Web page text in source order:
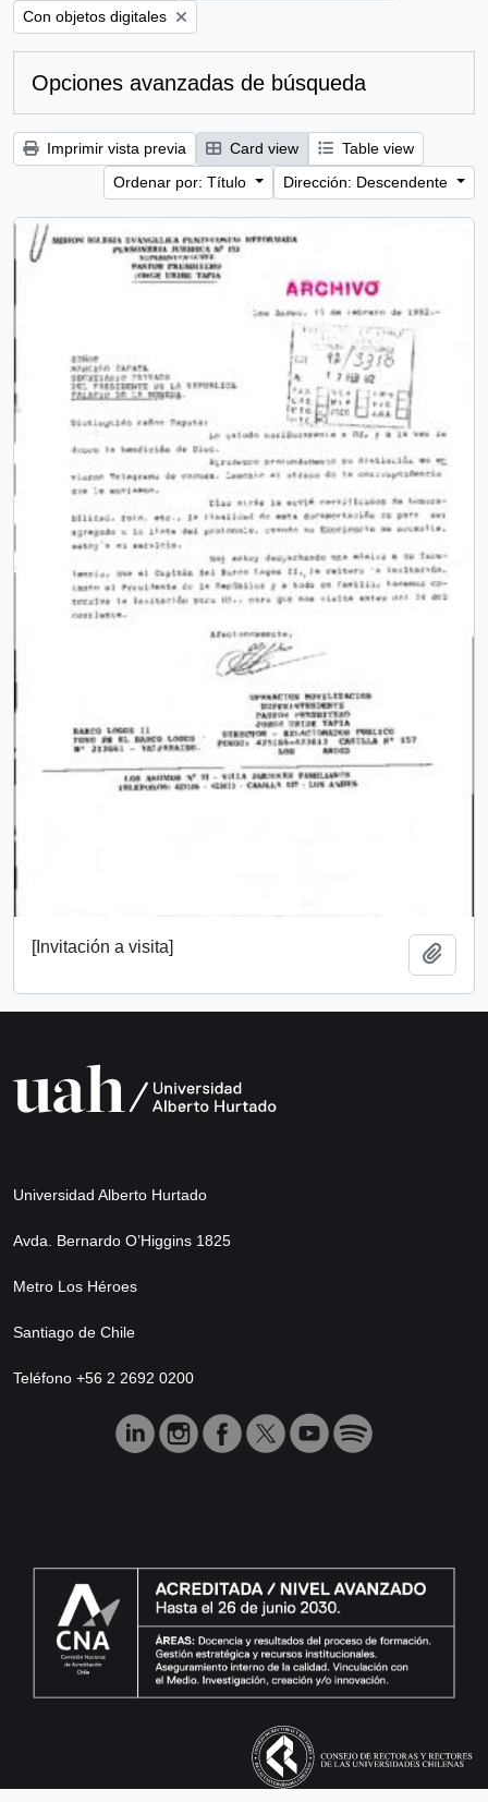
Remove filter:
Con objetos digitales
Opciones avanzadas de búsqueda
Imprimir vista previa Card view
Table view
Ordenar por: Título
Dirección: Descendente
[Invitación a visita]
Universidad Alberto Hurtado
Avda. Bernardo O’Higgins 1825
Metro Los Héroes
Santiago de Chile
Teléfono +56 2 2692 0200